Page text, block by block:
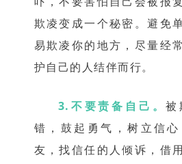
欺凌变成一个秘密。避免
易欺凌你的地方，尽量经
护自己的人结伴而行。
3.不要责备自己。被
错，鼓起勇气，树立信
友，找信任的人倾诉，借